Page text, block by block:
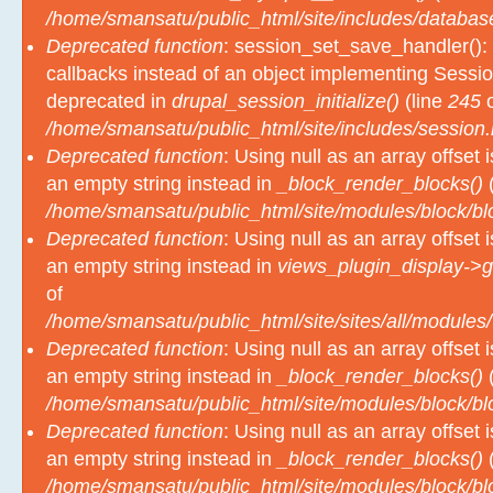
Deprecated function:
callbacks instead of an object implementing
deprecated indrupal_session_initialize()(line245
/home/smansatu/public_html/site/includes/
Deprecated function: Using null as an array offset
an empty string instead in_block_render_blocks()
/home/smansatu/public_html/site/modules/block/
Deprecated function: Using null as an array offset
an empty string instead inviews_plugin_display-
of
/home/smansatu/public_html/site/sites/all/
Deprecated function: Using null as an array offset
an empty string instead in_block_render_blocks()
/home/smansatu/public_html/site/modules/block/
Deprecated function: Using null as an array offset
an empty string instead in_block_render_blocks()
/home/smansatu/public_html/site/modules/block/
Deprecated function: Using null as an array offset